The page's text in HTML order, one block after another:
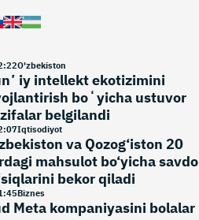
:22O'zbekiston
intellekt ekotizimini
boʻyicha ustuvor
belgilandi
:07Iqtisodiyot
va Qozog‘iston 20
mahsulot bo‘yicha savdo
bekor qiladi
:45Biznes
Meta kompaniyasini bolalar